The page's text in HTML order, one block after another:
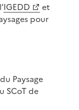
IGEDD
et
pour
Paysage
SCoT de